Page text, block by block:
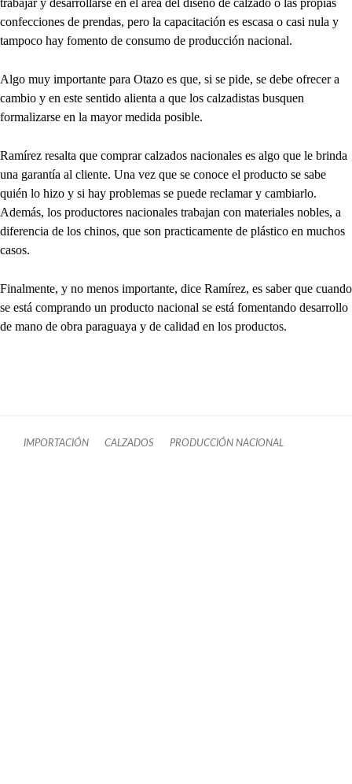
trabajar y desarrollarse en el área del diseño de calzado o las propias
confecciones de prendas, pero la capacitación es escasa o casi nula y
tampoco hay fomento de consumo de producción nacional.
Algo muy importante para Otazo es que, si se pide, se debe ofrecer a
cambio y en este sentido alienta a que los calzadistas busquen
formalizarse en la mayor medida posible.
Ramírez resalta que comprar calzados nacionales es algo que le brinda
una garantía al cliente. Una vez que se conoce el producto se sabe
quién lo hizo y si hay problemas se puede reclamar y cambiarlo.
Además, los productores nacionales trabajan con materiales nobles, a
diferencia de los chinos, que son practicamente de plástico en muchos
casos.
Finalmente, y no menos importante, dice Ramírez, es saber que cuando
se está comprando un producto nacional se está fomentando desarrollo
de mano de obra paraguaya y de calidad en los productos.
IMPORTACIÓN CALZADOS PRODUCCIÓN NACIONAL